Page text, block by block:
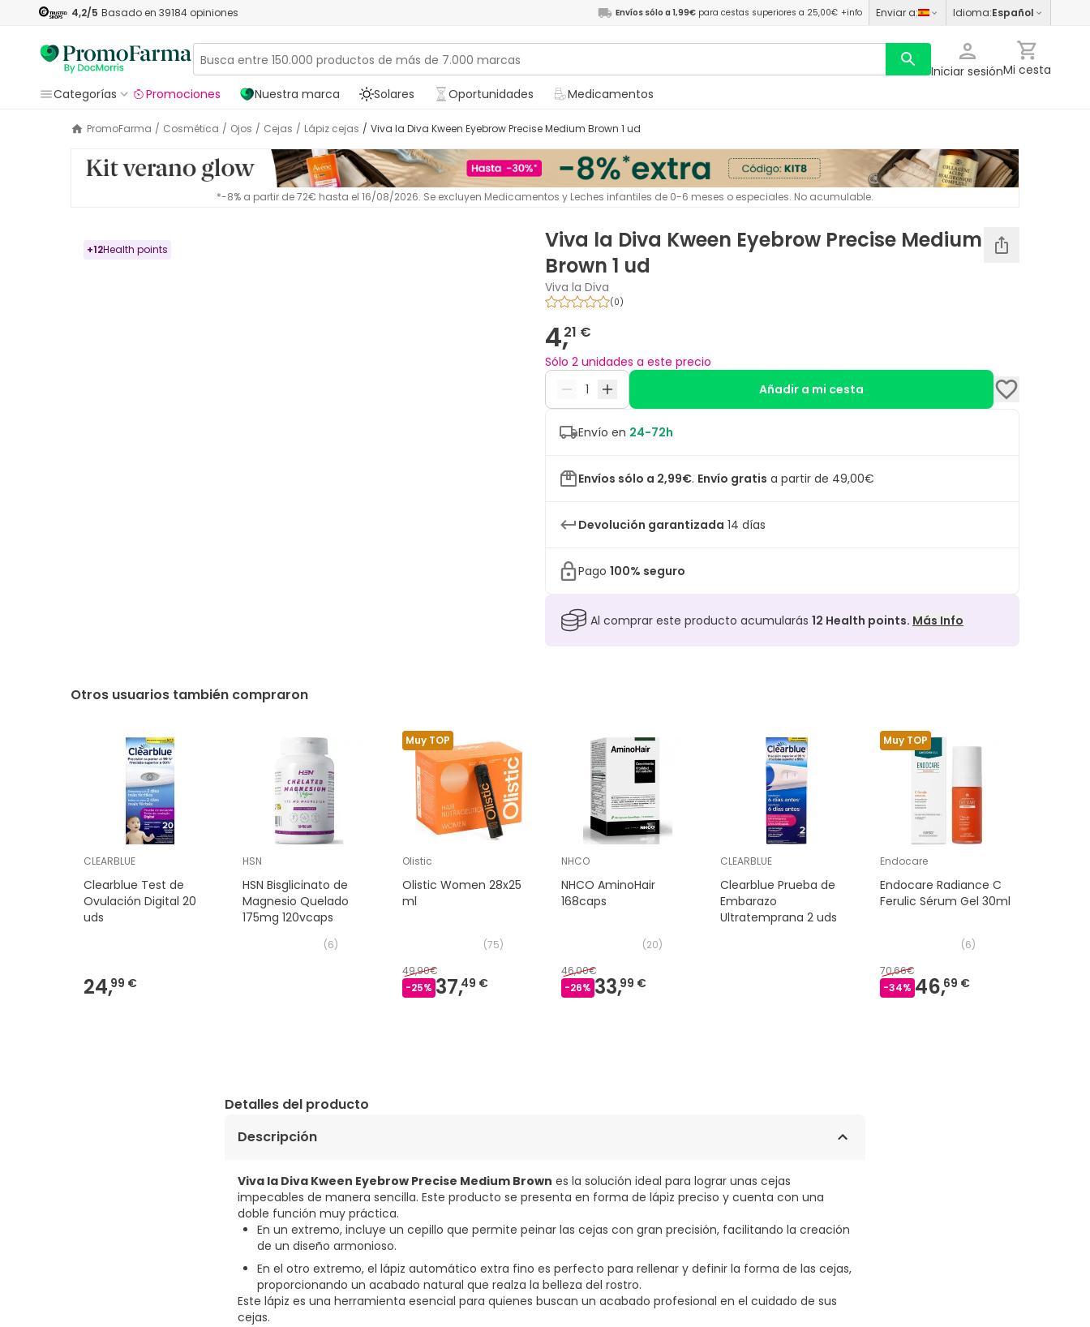
4,2/5 Basado en 39184 opiniones Envíos sólo a 1,99€ para cestas superiores a 25,00€ +info Enviar a: Idioma:Español
Iniciar sesiónMi cesta
Categorías
Promociones Nuestra marca Solares Oportunidades Medicamentos
PromoFarma / Cosmética / Ojos / Cejas / Lápiz cejas / Viva la Diva Kween Eyebrow Precise Medium Brown 1 ud
*-8% a partir de 72€ hasta el 16/08/2026. Se excluyen Medicamentos y Leches infantiles de 0-6 meses o especiales. No acumulable.
+12Health points
Viva la Diva Kween Eyebrow Precise Medium
Brown 1 ud
Viva la Diva
(0)
4,21 €
Sólo 2 unidades a este precio
Añadir a mi cesta
Envío en 24-72h
Envíos sólo a 2,99€. Envío gratis a partir de 49,00€
Devolución garantizada 14 días
Pago 100% seguro
Al comprar este producto acumularás 12 Health points. Más Info
Otros usuarios también compraron
CLEARBLUE
Clearblue Test de
Ovulación Digital 20
uds
24,99 €
HSN
HSN Bisglicinato de
Magnesio Quelado
175mg 120vcaps
(6)
Muy TOP
Olistic
Olistic Women 28x25
ml
(75)
49,90€
-25% 37,49 €
NHCO
NHCO AminoHair
168caps
(20)
46,00€
-26% 33,99 €
CLEARBLUE
Clearblue Prueba de
Embarazo
Ultratemprana 2 uds
Muy TOP
Endocare
Endocare Radiance C
Ferulic Sérum Gel 30ml
(6)
70,66€
-34% 46,69 €
Detalles del producto
Descripción
Viva la Diva Kween Eyebrow Precise Medium Brown es la solución ideal para lograr unas cejas
impecables de manera sencilla. Este producto se presenta en forma de lápiz preciso y cuenta con una
doble función muy práctica.
En un extremo, incluye un cepillo que permite peinar las cejas con gran precisión, facilitando la creación
de un diseño armonioso.
En el otro extremo, el lápiz automático extra fino es perfecto para rellenar y definir la forma de las cejas,
proporcionando un acabado natural que realza la belleza del rostro.
Este lápiz es una herramienta esencial para quienes buscan un acabado profesional en el cuidado de sus
cejas.